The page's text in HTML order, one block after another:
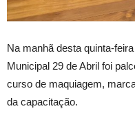
Na manhã desta quinta-
Municipal 29 de Abril foi
curso de maquiagem,
da capacitação.